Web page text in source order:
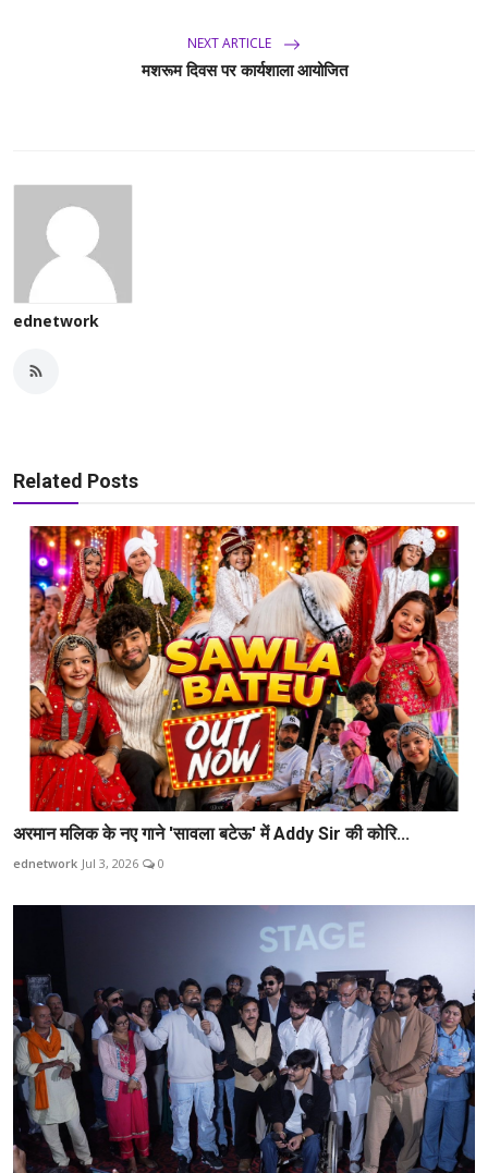
NEXT ARTICLE
मशरूम दिवस पर कार्यशाला आयोजित
ednetwork
Related Posts
अरमान मलिक के नए गाने 'सावला बटेऊ' में Addy Sir की कोरि...
ednetwork Jul 3, 2026 0